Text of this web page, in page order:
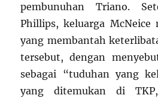
pembunuhan Triano.
Phillips, keluarga McNeice
yang membantah
tersebut, dengan
sebagai “tuduhan yang
yang ditemukan di